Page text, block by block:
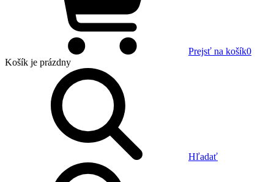
Prejsť na košík0
Košík je prázdny
Hľadať